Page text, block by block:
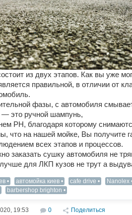
из двух этапов. Как вы уже
правильной, в отличии от
фазы, с автомобиля
— это ручной шампунь,
PH, благодаря которому
что на нашей мойке, Вы получите
всех этапов и процессов.
заказать сушку автомобиля не
для ЛКП кузов не трут а
автомойка киев cafe drive
Nanolex
barbershop brighton
19:53 0 Поделиться